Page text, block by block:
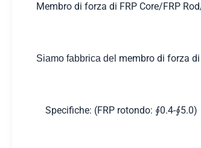
Membro di forza di FRP Core/FRP
Siamo fabbrica del membro di forza
Specifiche: (FRP rotondo: ∮0.4-∮5.0)